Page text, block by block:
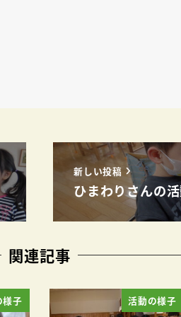
新しい投稿
ひまわりさんの
関連記事
様子 活動の様子